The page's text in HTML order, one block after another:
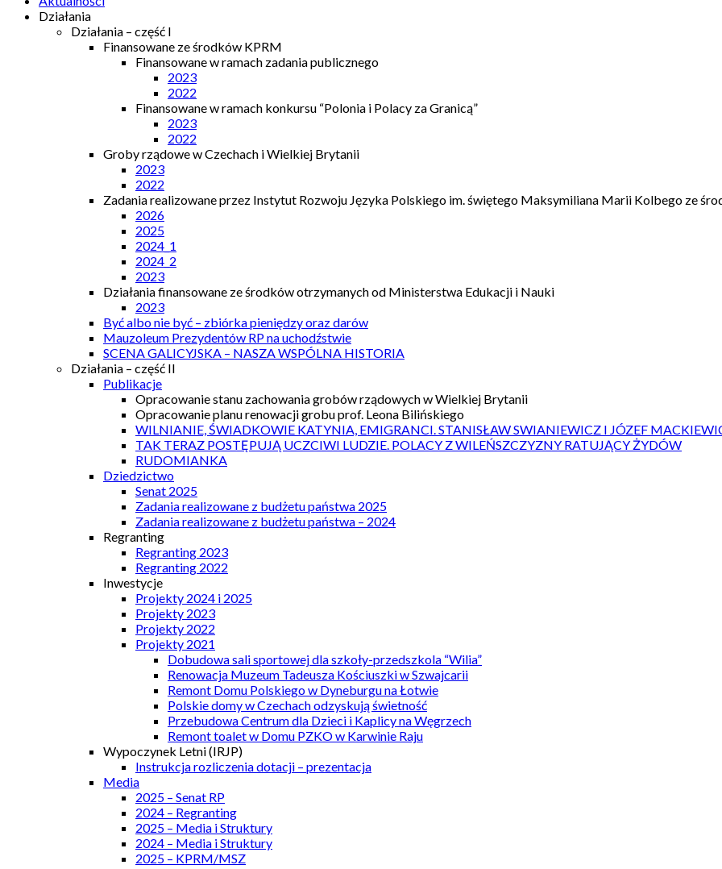
Działania
Działania – część I
Finansowane ze środków KPRM
Finansowane w ramach zadania publicznego
2023
2022
Finansowane w ramach konkursu “Polonia i Polacy za Granicą”
2023
2022
Groby rządowe w Czechach i Wielkiej Brytanii
2023
2022
Zadania realizowane przez Instytut Rozwoju Języka Polskiego im. świętego Maksymiliana Marii Kolbego ze
2026
2025
2024_1
2024_2
2023
Działania finansowane ze środków otrzymanych od Ministerstwa Edukacji i Nauki
2023
Być albo nie być – zbiórka pieniędzy oraz darów
Mauzoleum Prezydentów RP na uchodźstwie
SCENA GALICYJSKA – NASZA WSPÓLNA HISTORIA
Działania – część II
Publikacje
Opracowanie stanu zachowania grobów rządowych w Wielkiej Brytanii
Opracowanie planu renowacji grobu prof. Leona Bilińskiego
WILNIANIE, ŚWIADKOWIE KATYNIA, EMIGRANCI. STANISŁAW SWIANIEWICZ I JÓZEF
TAK TERAZ POSTĘPUJĄ UCZCIWI LUDZIE. POLACY Z WILEŃSZCZYZNY RATUJĄCY ŻYDÓW
RUDOMIANKA
Dziedzictwo
Senat 2025
Zadania realizowane z budżetu państwa 2025
Zadania realizowane z budżetu państwa – 2024
Regranting
Regranting 2023
Regranting 2022
Inwestycje
Projekty 2024 i 2025
Projekty 2023
Projekty 2022
Projekty 2021
Dobudowa sali sportowej dla szkoły-przedszkola “Wilia”
Renowacja Muzeum Tadeusza Kościuszki w Szwajcarii
Remont Domu Polskiego w Dyneburgu na Łotwie
Polskie domy w Czechach odzyskują świetność
Przebudowa Centrum dla Dzieci i Kaplicy na Węgrzech
Remont toalet w Domu PZKO w Karwinie Raju
Wypoczynek Letni (IRJP)
Instrukcja rozliczenia dotacji – prezentacja
Media
2025 – Senat RP
2024 – Regranting
2025 – Media i Struktury
2024 – Media i Struktury
2025 – KPRM/MSZ